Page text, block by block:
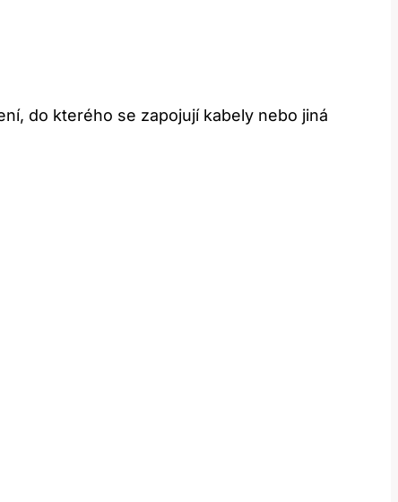
do kterého se zapojují kabely nebo jiná